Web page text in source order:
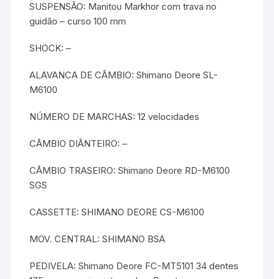
SUSPENSÃO: Manitou Markhor com trava no
guidão – curso 100 mm
SHOCK: –
ALAVANCA DE CÂMBIO: Shimano Deore SL-
M6100
NÚMERO DE MARCHAS: 12 velocidades
CÂMBIO DIÂNTEIRO: –
CÂMBIO TRASEIRO: Shimano Deore RD-M6100
SGS
CASSETTE: SHIMANO DEORE CS-M6100
MOV. CENTRAL: SHIMANO BSA
PEDIVELA: Shimano Deore FC-MT5101 34 dentes